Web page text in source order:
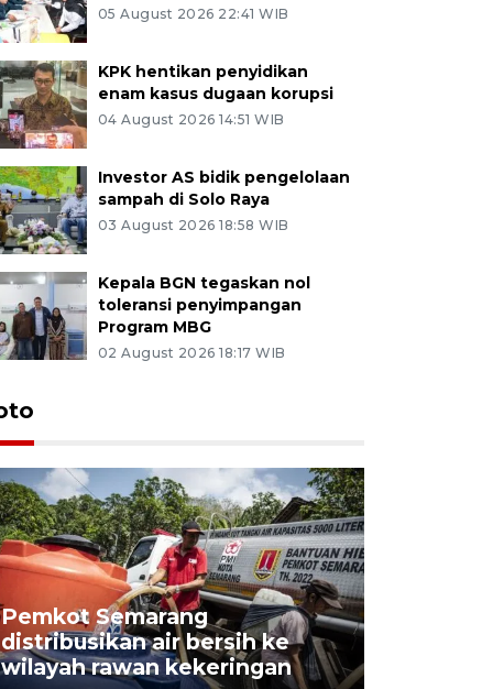
05 August 2026 22:41 WIB
KPK hentikan penyidikan
enam kasus dugaan korupsi
04 August 2026 14:51 WIB
Investor AS bidik pengelolaan
sampah di Solo Raya
03 August 2026 18:58 WIB
Kepala BGN tegaskan nol
toleransi penyimpangan
Program MBG
02 August 2026 18:17 WIB
Pemkot Semarang
distribusikan air bersih ke
wilayah rawan kekeringan